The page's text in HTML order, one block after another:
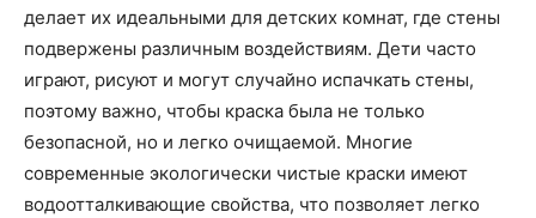
делает их идеальными для детских комнат, где стены
подвержены различным воздействиям. Дети часто
играют, рисуют и могут случайно испачкать стены,
поэтому важно, чтобы краска была не только
безопасной, но и легко очищаемой. Многие
современные экологически чистые краски имеют
водоотталкивающие свойства, что позволяет легко